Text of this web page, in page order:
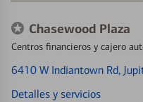
Chasewood Plaza
Centros financieros y cajero
6410 W Indiantown Rd,
Detalles y servicios